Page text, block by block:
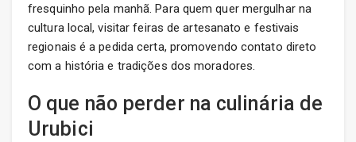
fresquinho pela manhã. Para quem quer mergulhar na
cultura local, visitar feiras de artesanato e festivais
regionais é a pedida certa, promovendo contato direto
com a história e tradições dos moradores.
O que não perder na culinária de
Urubici